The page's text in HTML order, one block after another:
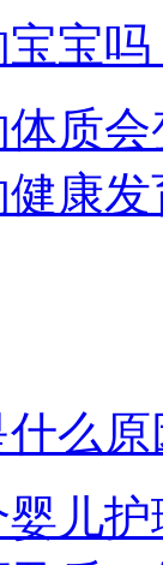
宝
质
康发
么
儿